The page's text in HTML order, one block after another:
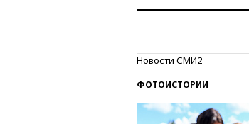
Новости СМИ2
ФОТОИСТОРИИ